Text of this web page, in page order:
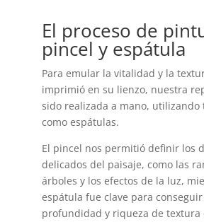
El proceso de
pincel y espátula
Para emular la vitalidad y la
imprimió en su lienzo, nuestra
sido realizada a mano, utilizando
como espátulas.
El pincel nos permitió definir los
delicados del paisaje, como las
árboles y los efectos de la luz,
espátula fue clave para
profundidad y riqueza de textura